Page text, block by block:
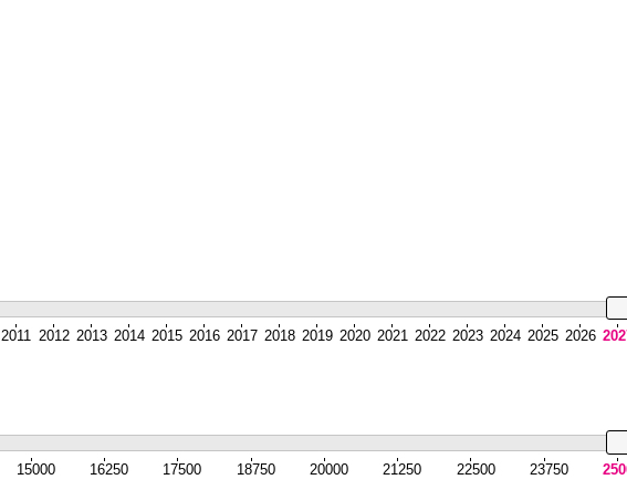
2011 2012 2013 2014 2015 2016 2017 2018 2019 2020 2021 2022 2023 2024 2025 2026
15000 16250 17500 18750 20000 21250 22500 23750